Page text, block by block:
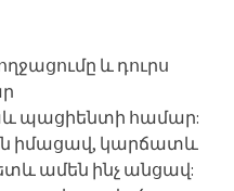
և դուրս
պացիենտի համար:
իմացավ, կարճատև
ամեն ինչ անցավ: